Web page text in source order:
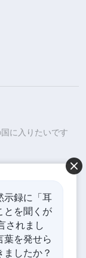
に入りたいです
示録に「耳
とを聞くが
されまし
葉を発せら
したか？